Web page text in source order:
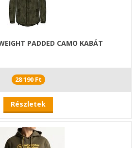
PADDED CAMO KABÁT
28 190 Ft
Részletek